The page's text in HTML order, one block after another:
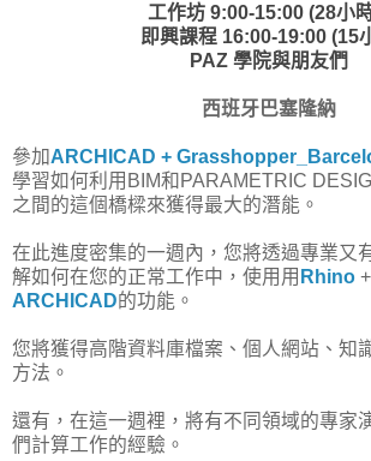
工作坊 9:00-15:00 (28小
即興課程 16:00-19:00 (15
PAZ 學院與朋友們
西班牙巴塞隆納
參加ARCHICAD +
學習如何利用BIM和PARAMETRIC
之間的這個橋樑來獲得最大的潛能。
在此進度密集的一週內，您將透過專業又
解如何在您的正常工作中，使用用 Rhino +
ARCHICAD的功能。
您將獲得高階資料庫檔案、個人網站、知
方法。
還有，在這一週裡，將有不同領域的專家
們計算工作的經驗。